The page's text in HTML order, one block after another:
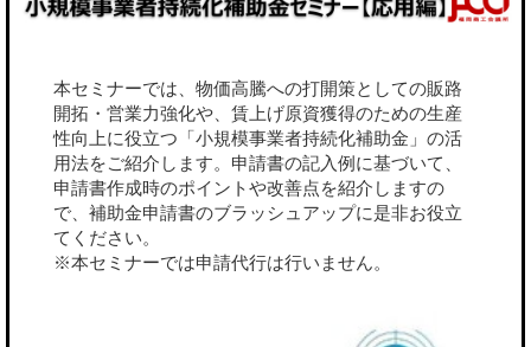
本セミナーでは、物価高騰への打開策としての販路
開拓・営業力強化や、賃上げ原資獲得のための生産
性向上に役立つ「小規模事業者持続化補助金」の活
用法をご紹介します。申請書の記入例に基づいて、
申請書作成時のポイントや改善点を紹介しますの
で、補助金申請書のブラッシュアップに是非お役立
てください。
※本セミナーでは申請代行は行いません。